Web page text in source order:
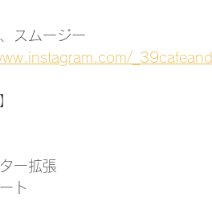
スムージー
ー拡張
ト